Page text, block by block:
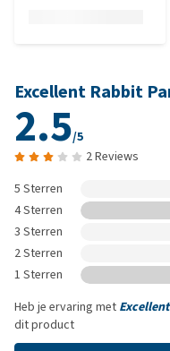
Excellent Rabbit
2.5/5
2 Reviews
5 Sterren
4 Sterren
3 Sterren
2 Sterren
1 Sterren
Heb je ervaring met
dit product